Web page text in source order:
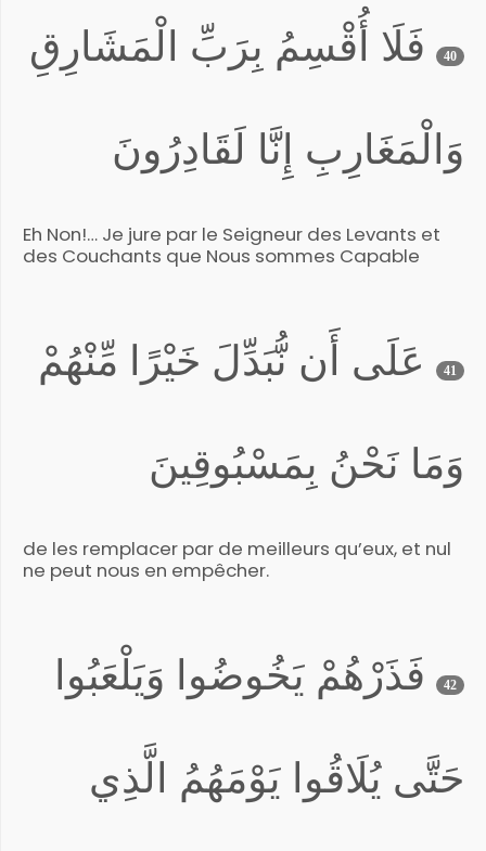
40 فَلَا أُقْسِمُ بِرَبِّ الْمَشَارِقِ
وَالْمَغَارِبِ إِنَّا لَقَادِرُونَ
Eh Non!… Je jure par le Seigneur des Levants et
des Couchants que Nous sommes Capable
41 عَلَى أَن نُّبَدِّلَ خَيْرًا مِّنْهُمْ
وَمَا نَحْنُ بِمَسْبُوقِينَ
de les remplacer par de meilleurs qu’eux, et nul
ne peut nous en empêcher.
42 فَذَرْهُمْ يَخُوضُوا وَيَلْعَبُوا
حَتَّى يُلَاقُوا يَوْمَهُمُ الَّذِي